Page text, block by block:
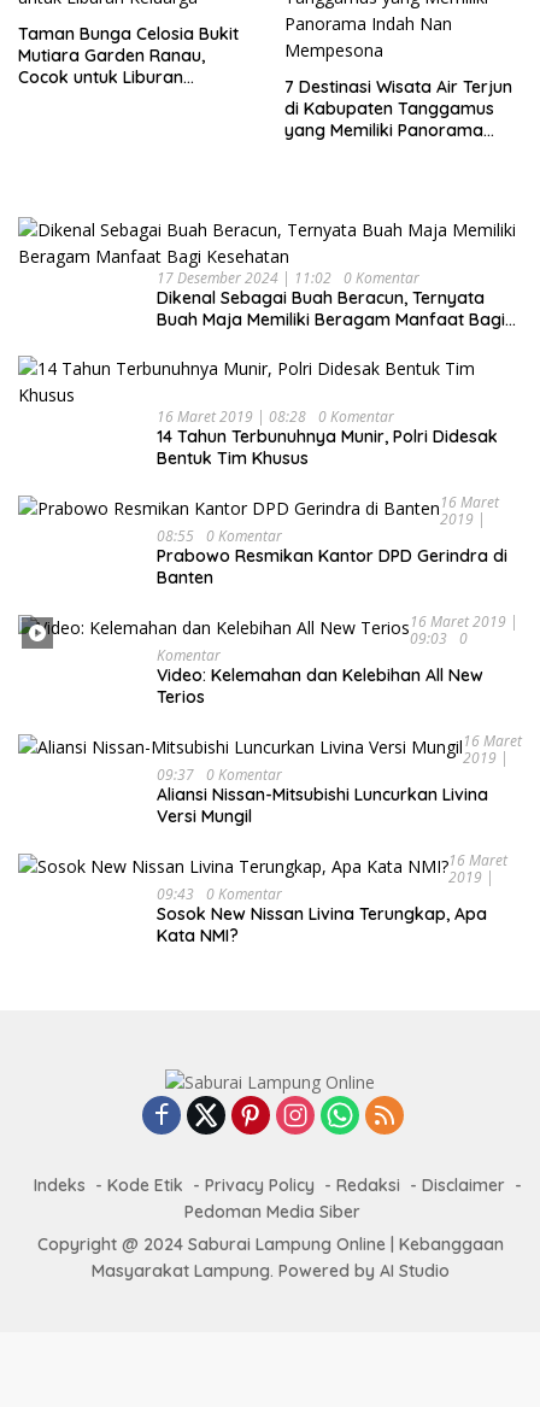
Taman Bunga Celosia Bukit
Mutiara Garden Ranau,
Cocok untuk Liburan
7 Destinasi Wisata Air Terjun
di Kabupaten Tanggamus
yang Memiliki Panorama
17 Desember 2024 | 11:02 0 Komentar
Dikenal Sebagai Buah Beracun, Ternyata
Buah Maja Memiliki Beragam Manfaat Bagi
16 Maret 2019 | 08:28 0 Komentar
14 Tahun Terbunuhnya Munir, Polri Didesak
Bentuk Tim Khusus
16 Maret
2019 |
08:55 0 Komentar
Prabowo Resmikan Kantor DPD Gerindra di
Banten
16 Maret 2019 |
09:03
0
Komentar
Video: Kelemahan dan Kelebihan All New
Terios
16 Maret
2019 |
09:37 0 Komentar
Aliansi Nissan-Mitsubishi Luncurkan Livina
Versi Mungil
16 Maret
2019 |
09:43
0 Komentar
Sosok New Nissan Livina Terungkap, Apa
Kata NMI?
Indeks Kode Etik Privacy Policy Redaksi
Disclaimer
Pedoman Media Siber
Copyright @ 2024 Saburai Lampung Online | Kebanggaan
Masyarakat Lampung. Powered by AI Studio